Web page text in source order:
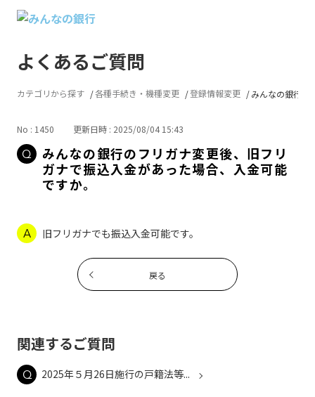
よくあるご質問
カテゴリから探す 各種手続き・機種変更 登録情報変更 みんなの銀行の
No : 1450 更新日時 : 2025/08/04 15:43
みんなの銀行のフリガナ変更後、旧フリ
ガナで振込入金があった場合、入金可能
ですか。
旧フリガナでも振込入金可能です。
戻る
関連するご質問
2025年５月26日施行の戸籍法等...